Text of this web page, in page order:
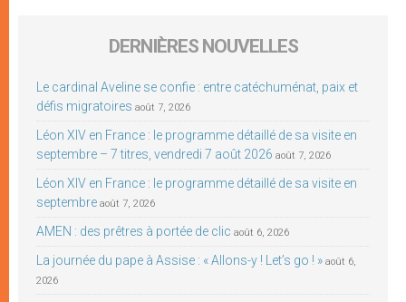
DERNIÈRES NOUVELLES
Le cardinal Aveline se confie : entre catéchuménat, paix et
défis migratoires août 7, 2026
Léon XIV en France : le programme détaillé de sa visite en
septembre – 7 titres, vendredi 7 août 2026 août 7, 2026
Léon XIV en France : le programme détaillé de sa visite en
septembre août 7, 2026
AMEN : des prêtres à portée de clic août 6, 2026
La journée du pape à Assise : « Allons-y ! Let’s go ! » août 6,
2026